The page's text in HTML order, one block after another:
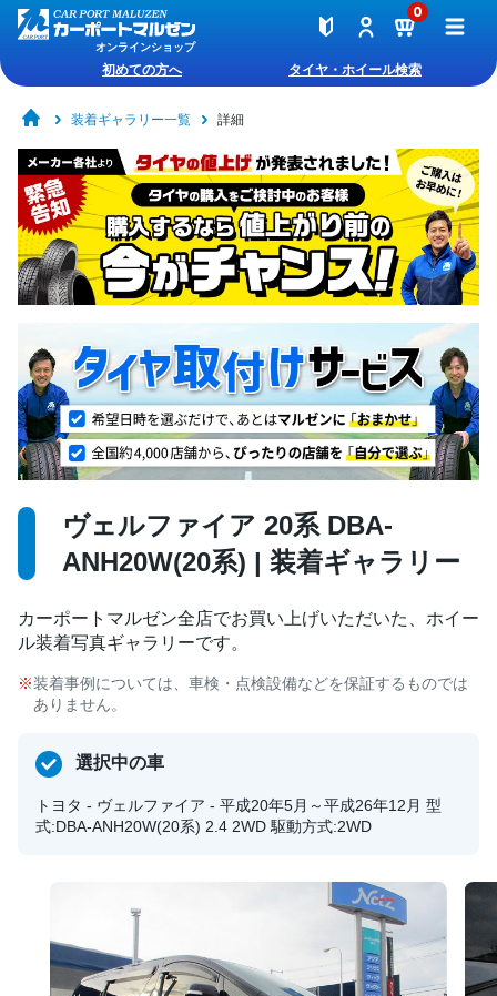
オンラインショップ
0
初めての方へ タイヤ・ホイール検索
装着ギャラリー一覧 詳細
ヴェルファイア 20系 DBA-
ANH20W(20系) | 装着ギャラリー
カーポートマルゼン全店でお買い上げいただいた、ホイー
ル装着写真ギャラリーです。
装着事例については、車検・点検設備などを保証するものでは
ありません。
選択中の車
トヨタ - ヴェルファイア - 平成20年5月～平成26年12月 型
式:DBA-ANH20W(20系) 2.4 2WD 駆動方式:2WD